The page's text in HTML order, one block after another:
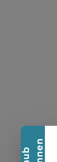
Banner einklappen